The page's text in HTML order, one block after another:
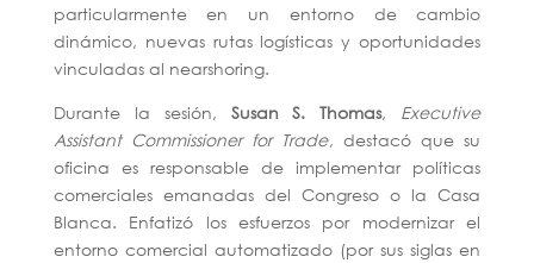
particularmente en un entorno de cambio
dinámico, nuevas rutas logísticas y oportunidades
vinculadas al nearshoring.
Durante la sesión, Susan S. Thomas, Executive
Assistant Commissioner for Trade, destacó que su
oficina es responsable de implementar políticas
comerciales emanadas del Congreso o la Casa
Blanca. Enfatizó los esfuerzos por modernizar el
entorno comercial automatizado (por sus siglas en